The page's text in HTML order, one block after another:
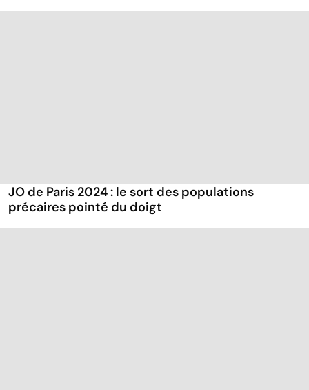
JO de Paris 2024 : le sort des populations
précaires pointé du doigt